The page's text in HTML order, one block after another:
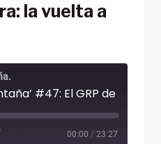
la vuelta a
00:00 / 23:27